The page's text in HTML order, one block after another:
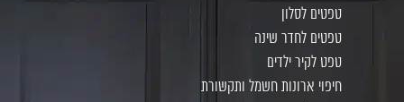
טפטים לסלון
טפטים לחדר שינה
טפט לקיר ילדים
חיפוי ארונות חשמל ותקשורת